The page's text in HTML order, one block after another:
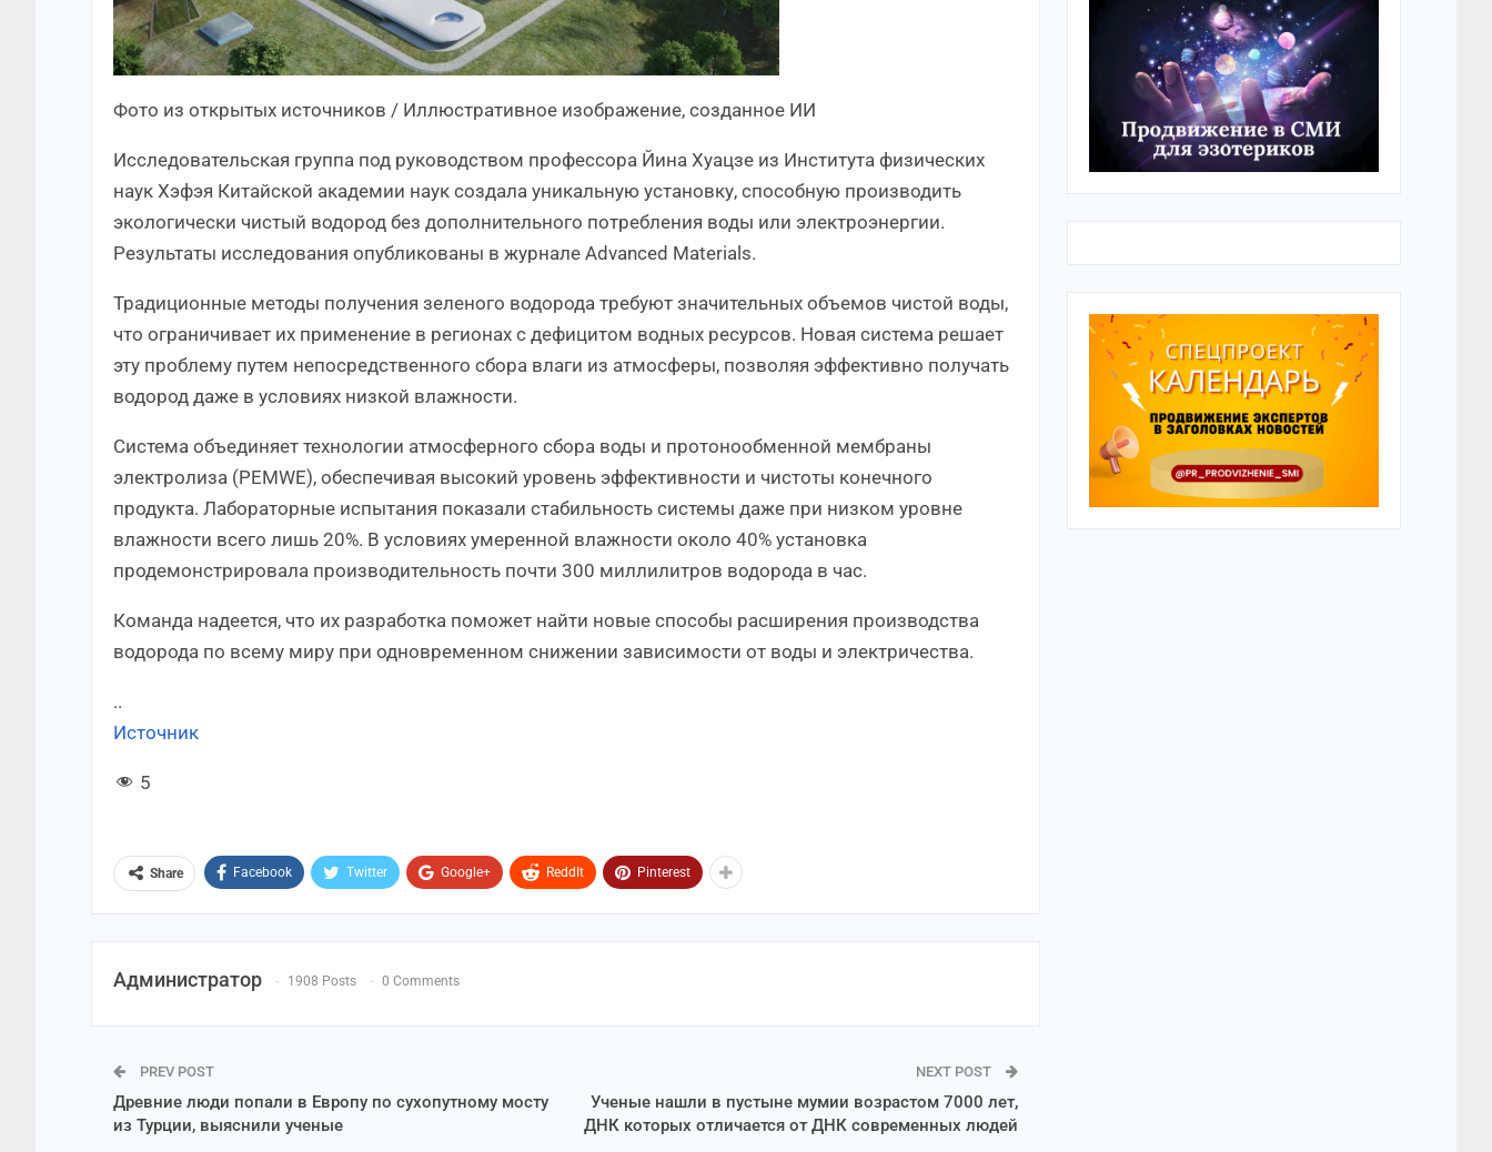
Фото из открытых источников / Иллюстративное изображение, созданное ИИ
Исследовательская группа под руководством профессора Йина Хуацзе из Института физических
наук Хэфэя Китайской академии наук создала уникальную установку, способную производить
экологически чистый водород без дополнительного потребления воды или электроэнергии.
Результаты исследования опубликованы в журнале Advanced Materials.
Традиционные методы получения зеленого водорода требуют значительных объемов чистой воды,
что ограничивает их применение в регионах с дефицитом водных ресурсов. Новая система решает
эту проблему путем непосредственного сбора влаги из атмосферы, позволяя эффективно получать
водород даже в условиях низкой влажности.
Система объединяет технологии атмосферного сбора воды и протонообменной мембраны
электролиза (PEMWE), обеспечивая высокий уровень эффективности и чистоты конечного
продукта. Лабораторные испытания показали стабильность системы даже при низком уровне
влажности всего лишь 20%. В условиях умеренной влажности около 40% установка
продемонстрировала производительность почти 300 миллилитров водорода в час.
Команда надеется, что их разработка поможет найти новые способы расширения производства
водорода по всему миру при одновременном снижении зависимости от воды и электричества.
..
Источник
5
Share Facebook Twitter Google+ ReddIt Pinterest
Администратор 1908 Posts 0 Comments
PREV POST
Древние люди попали в Европу по сухопутному мосту
из Турции, выяснили ученые
NEXT POST
Ученые нашли в пустыне мумии возрастом 7000 лет,
ДНК которых отличается от ДНК современных людей